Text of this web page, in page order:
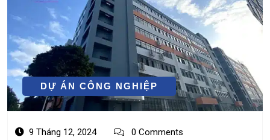
DỰ ÁN CÔNG NGHIỆP
9 Tháng 12, 2024 0 Comments